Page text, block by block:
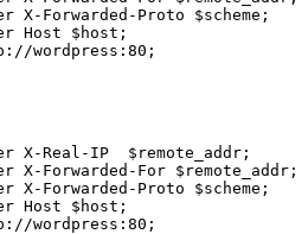
X-Forwarded-Proto $scheme;
Host $host;
wordpress:80;
X-Real-IP  $remote_addr;
X-Forwarded-For $remote_addr;
X-Forwarded-Proto $scheme;
Host $host;
wordpress:80;